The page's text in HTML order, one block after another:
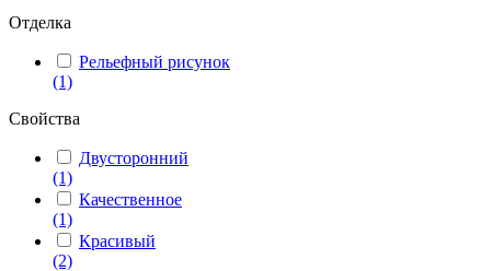
Отделка
Рельефный рисунок
(1)
Свойства
Двусторонний
(1)
Качественное
(1)
Красивый
(2)